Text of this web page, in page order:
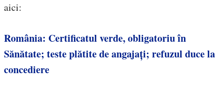
aici:
România: Certificatul verde, obligatoriu în
Sănătate; teste plătite de angajați; refuzul duce la
concediere